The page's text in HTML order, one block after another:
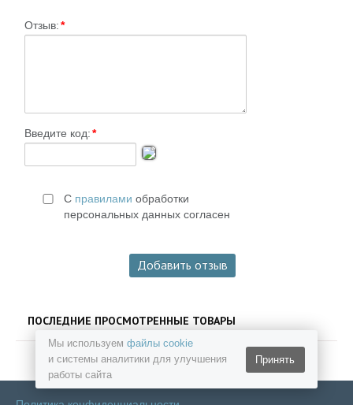
Мы используем файлы cookie
и системы аналитики для улучшения
работы сайта
Принять
Отзыв:*
Введите код:*
С правилами обработки
персональных данных согласен
ПОСЛЕДНИЕ ПРОСМОТРЕННЫЕ ТОВАРЫ